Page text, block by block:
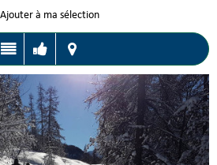
Ajouter à ma sélection